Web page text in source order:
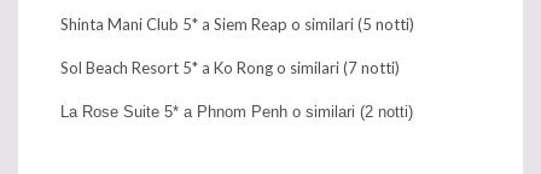
Shinta Mani Club 5* a Siem Reap o similari (5 notti)
Sol Beach Resort 5* a Ko Rong o similari (7 notti)
La Rose Suite 5* a Phnom Penh o similari (2 notti)